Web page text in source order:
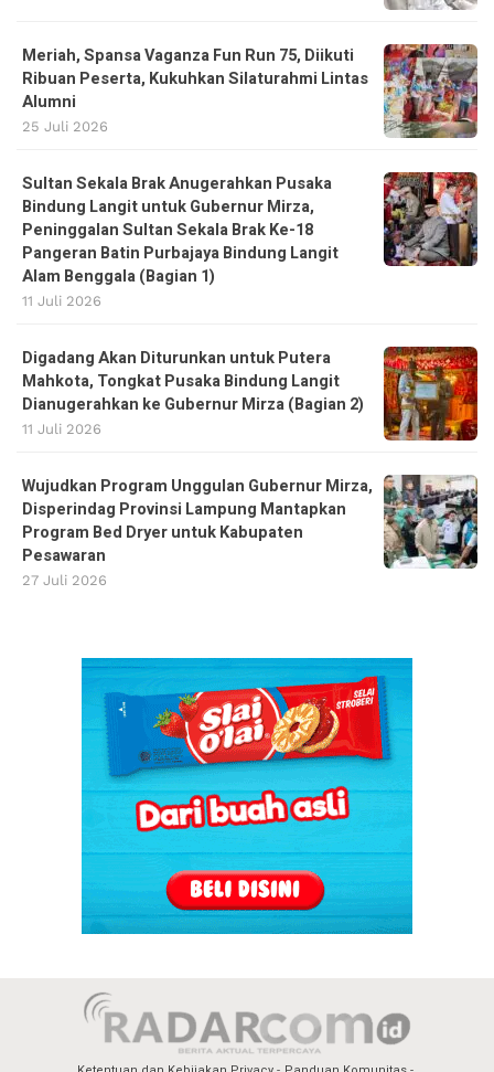
Meriah, Spansa Vaganza Fun Run 75, Diikuti
Ribuan Peserta, Kukuhkan Silaturahmi Lintas
Alumni
25 Juli 2026
Sultan Sekala Brak Anugerahkan Pusaka
Bindung Langit untuk Gubernur Mirza,
Peninggalan Sultan Sekala Brak Ke-18
Pangeran Batin Purbajaya Bindung Langit
Alam Benggala (Bagian 1)
11 Juli 2026
Digadang Akan Diturunkan untuk Putera
Mahkota, Tongkat Pusaka Bindung Langit
Dianugerahkan ke Gubernur Mirza (Bagian 2)
11 Juli 2026
Wujudkan Program Unggulan Gubernur Mirza,
Disperindag Provinsi Lampung Mantapkan
Program Bed Dryer untuk Kabupaten
Pesawaran
27 Juli 2026